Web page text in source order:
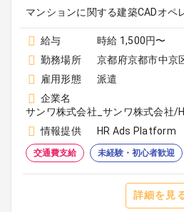
マンションに関する建築CADオペ
給与
時給 1,500円〜
勤務場所
京都府京都市中京
雇用形態
派遣
企業名
サンワ株式会社_サンワ株式会社/
情報提供
HR Ads Platform
交通費支給 未経験・初心者歓迎
詳細を見